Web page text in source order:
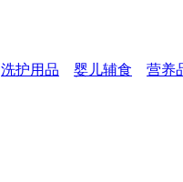
洗护用品 婴儿辅食 营养